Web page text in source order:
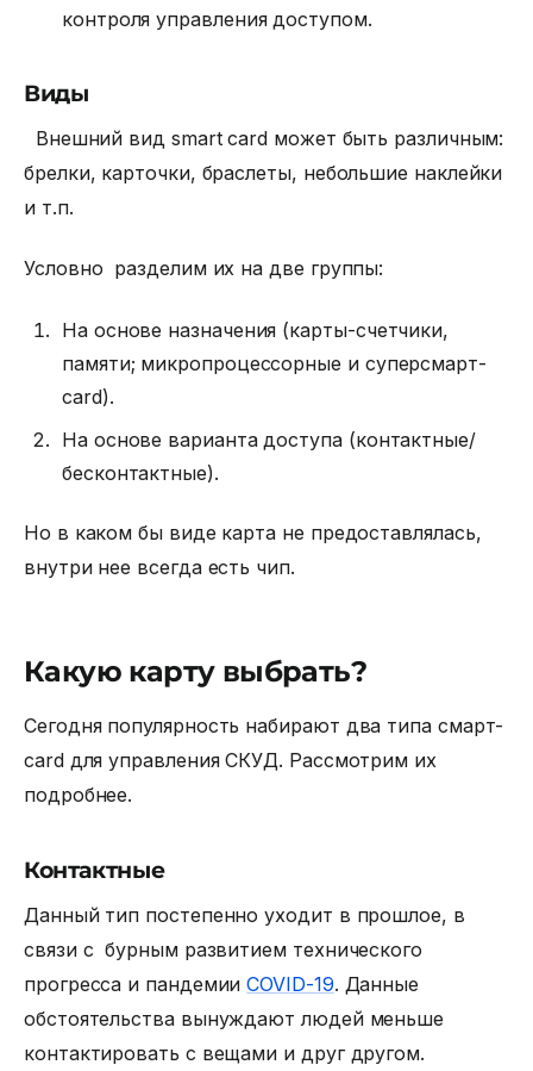
контроля управления доступом.
Виды
Внешний вид smart card может быть различным:
брелки, карточки, браслеты, небольшие наклейки
и т.п.
Условно разделим их на две группы:
На основе назначения (карты-счетчики,
памяти; микропроцессорные и суперсмарт-
card).
На основе варианта доступа (контактные/
бесконтактные).
Но в каком бы виде карта не предоставлялась,
внутри нее всегда есть чип.
Какую карту выбрать?
Сегодня популярность набирают два типа смарт-
card дляуправления СКУД. Рассмотрим их
подробнее.
Контактные
Данный тип постепенно уходит в прошлое, в
связи с бурным развитием технического
прогресса и пандемииCOVID-19. Данные
обстоятельства вынуждают людей меньше
контактировать с вещами и друг другом.